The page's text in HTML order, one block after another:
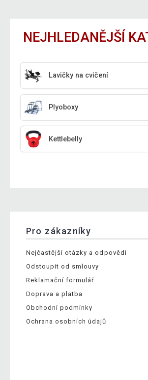
NEJHLEDANĚJŠÍ
Lavičky na cvičení
Plyoboxy
Kettlebelly
Pro zákazníky
Nejčastější otázky a odpovědi
Odstoupit od smlouvy
Reklamační formulář
Doprava a platba
Obchodní podmínky
Ochrana osobních údajů